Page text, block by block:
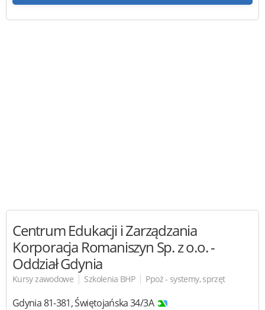
Centrum Edukacji i Zarządzania
Korporacja Romaniszyn Sp. z o.o. -
Oddział Gdynia
Kursy zawodowe | Szkolenia BHP | Ppoż - systemy, sprzęt
Gdynia81-381,Świętojańska 34/3A